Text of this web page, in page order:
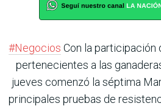
#Negocios Con la participación
pertenecientes a las
jueves comenzó la séptima
principales pruebas de